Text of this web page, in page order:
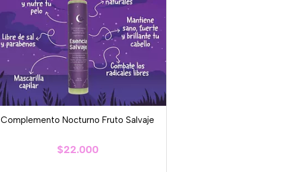
Complemento Nocturno Fruto Salvaje
$22.000